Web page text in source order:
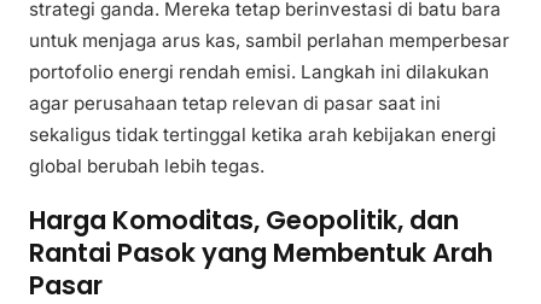
strategi ganda. Mereka tetap berinvestasi di batu bara
untuk menjaga arus kas, sambil perlahan memperbesar
portofolio energi rendah emisi. Langkah ini dilakukan
agar perusahaan tetap relevan di pasar saat ini
sekaligus tidak tertinggal ketika arah kebijakan energi
global berubah lebih tegas.
Harga Komoditas, Geopolitik, dan
Rantai Pasok yang Membentuk Arah
Pasar